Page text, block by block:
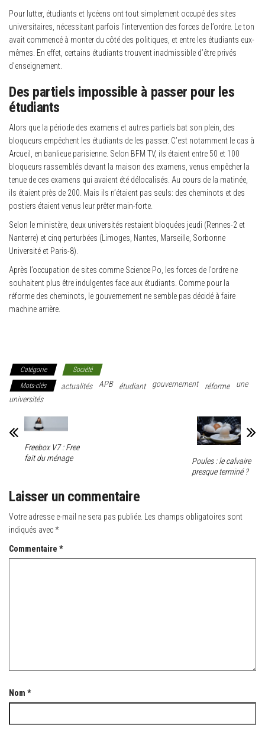
Pour lutter, étudiants et lycéens ont tout simplement occupé des sites
universitaires, nécessitant parfois l’intervention des forces de l’ordre. Le ton
avait commencé à monter du côté des politiques, et entre les étudiants eux-
mêmes. En effet, certains étudiants trouvent inadmissible d’être privés
d’enseignement.
Des partiels impossible à passer pour les
étudiants
Alors que la période des examens et autres partiels bat son plein, des
bloqueurs empêchent les étudiants de les passer. C’est notamment le cas à
Arcueil, en banlieue parisienne. Selon BFM TV, ils étaient entre 50 et 100
bloqueurs rassemblés devant la maison des examens, venus empêcher la
tenue de ces examens qui avaient été délocalisés. Au cours de la matinée,
ils étaient près de 200. Mais ils n’étaient pas seuls: des cheminots et des
postiers étaient venus leur prêter main-forte.
Selon le ministère, deux universités restaient bloquées jeudi (Rennes-2 et
Nanterre) et cinq perturbées (Limoges, Nantes, Marseille, Sorbonne
Université et Paris-8).
Après l’occupation de sites comme Science Po, les forces de l’ordre ne
souhaitent plus être indulgentes face aux étudiants. Comme pour la
réforme des cheminots, le gouvernement ne semble pas décidé à faire
machine arrière.
Catégorie
Société
Mots-clés
actualités APB étudiant gouvernement réforme
une
universités
Freebox V7 : Free
fait du ménage
Poules : le calvaire
presque terminé ?
Laisser un commentaire
Votre adresse e-mail ne sera pas publiée. Les champs obligatoires sont
indiqués avec*
Commentaire *
Nom *